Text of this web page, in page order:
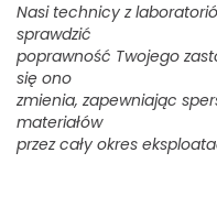
Nasi technicy z
sprawdzić
poprawność Twojego
się ono
zmienia, zapewniając
materiałów
przez cały okres